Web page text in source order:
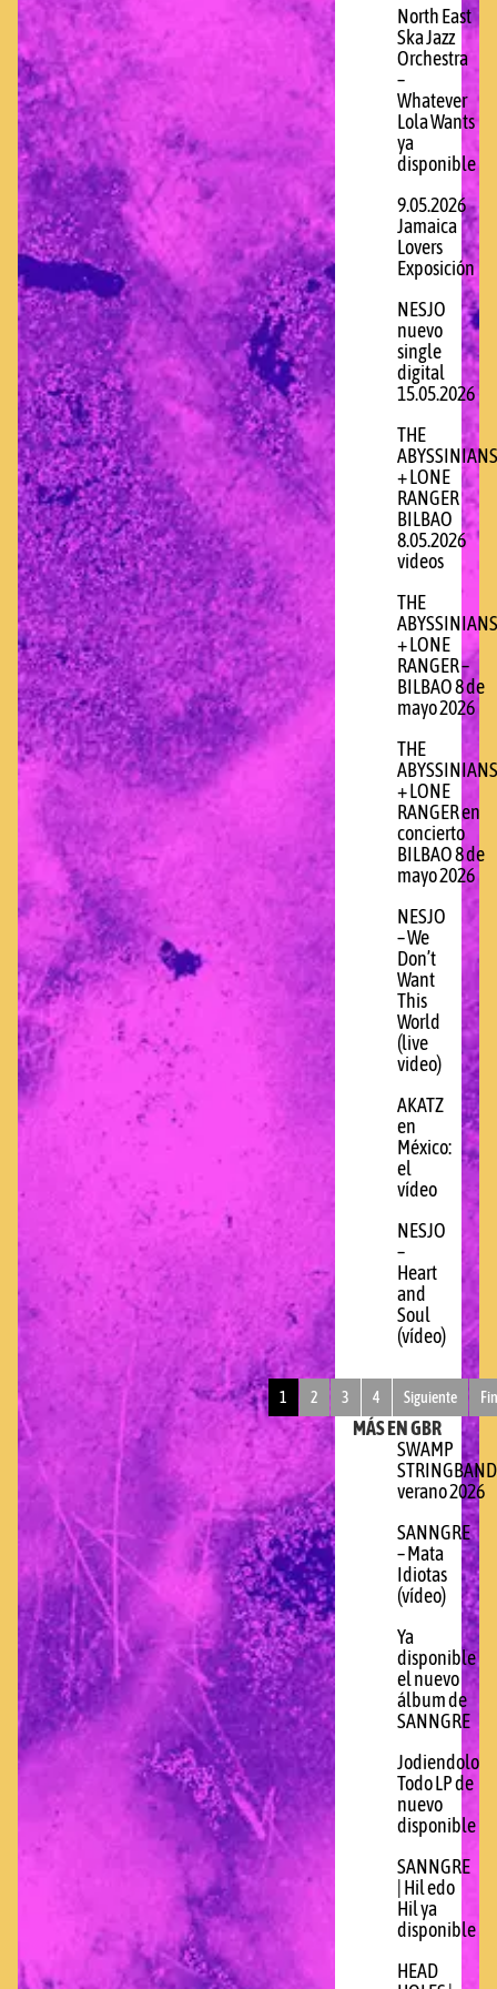
North East
Ska Jazz
Orchestra
–
Whatever
Lola Wants
ya
disponible
9.05.2026
Jamaica
Lovers
Exposición
NESJO
nuevo
single
digital
15.05.2026
THE
ABYSSINIANS
+ LONE
RANGER
BILBAO
8.05.2026
videos
THE
ABYSSINIANS
+ LONE
RANGER –
BILBAO 8 de
mayo 2026
THE
ABYSSINIANS
+ LONE
RANGER en
concierto
BILBAO 8 de
mayo 2026
NESJO
– We
Don’t
Want
This
World
(live
video)
AKATZ
en
México:
el
vídeo
NESJO
–
Heart
and
Soul
(vídeo)
1 2 3 4 Siguiente
MÁS EN GBR
SWAMP
STRINGBAND
verano 2026
SANNGRE
– Mata
Idiotas
(vídeo)
Ya
disponible
el nuevo
álbum de
SANNGRE
Jodiendolo
Todo LP de
nuevo
disponible
SANNGRE
| Hil edo
Hil ya
disponible
HEAD